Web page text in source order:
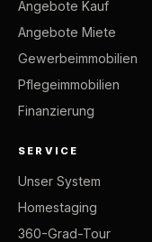
Angebote Kauf
Angebote Miete
Gewerbeimmobilien
Pflegeimmobilien
Finanzierung
SERVICE
Unser System
Homestaging
360-Grad-Tour